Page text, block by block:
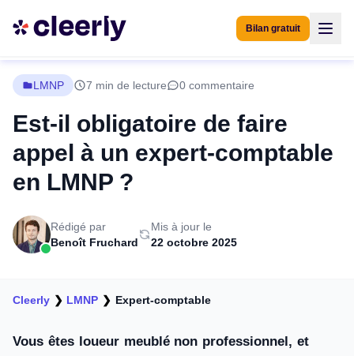
Bilan gratuit
LMNP 7 min de lecture 0 commentaire
Est-il obligatoire de faire
appel à un expert-comptable
en LMNP ?
Rédigé par
Benoît Fruchard
Mis à jour le
22 octobre 2025
Cleerly ❯ LMNP ❯ Expert-comptable
Vous êtes loueur meublé non professionnel, et